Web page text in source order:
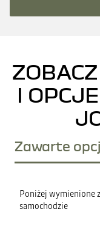
I
Zawarte
Poniżej wymienione
samochodzie